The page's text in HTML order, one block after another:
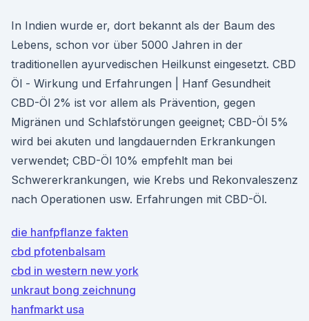
In Indien wurde er, dort bekannt als der Baum des
Lebens, schon vor über 5000 Jahren in der
traditionellen ayurvedischen Heilkunst eingesetzt. CBD
Öl - Wirkung und Erfahrungen | Hanf Gesundheit
CBD-Öl 2% ist vor allem als Prävention, gegen
Migränen und Schlafstörungen geeignet; CBD-Öl 5%
wird bei akuten und langdauernden Erkrankungen
verwendet; CBD-Öl 10% empfehlt man bei
Schwererkrankungen, wie Krebs und Rekonvaleszenz
nach Operationen usw. Erfahrungen mit CBD-Öl.
die hanfpflanze fakten
cbd pfotenbalsam
cbd in western new york
unkraut bong zeichnung
hanfmarkt usa